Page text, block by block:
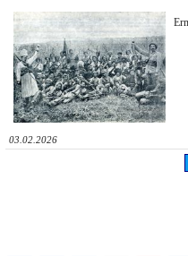
03.02.2026